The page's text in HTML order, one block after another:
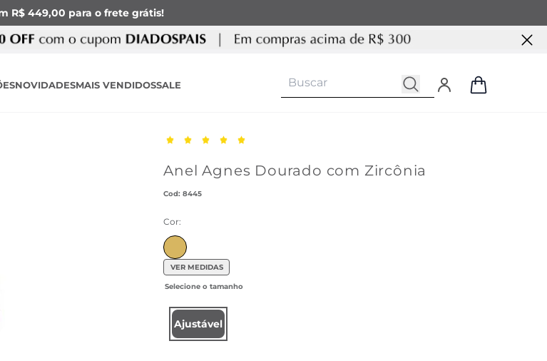
R$ 449,00 para o frete grátis!
NOVIDADESMAIS VENDIDOSSALE
Anel Agnes Dourado com Zircônia
:8445
Cor:
VER MEDIDAS
Ajustável